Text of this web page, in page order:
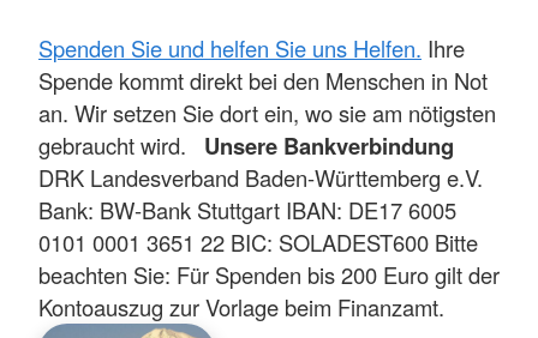
Spenden Sie und helfen Sie uns Helfen. Ihre
Spende kommt direkt bei den Menschen in Not
an. Wir setzen Sie dort ein, wo sie am nötigsten
gebraucht wird. Unsere Bankverbindung
DRK Landesverband Baden-Württemberg e.V.
Bank: BW-Bank Stuttgart IBAN: DE17 6005
0101 0001 3651 22 BIC: SOLADEST600 Bitte
beachten Sie: Für Spenden bis 200 Euro gilt der
Kontoauszug zur Vorlage beim Finanzamt.